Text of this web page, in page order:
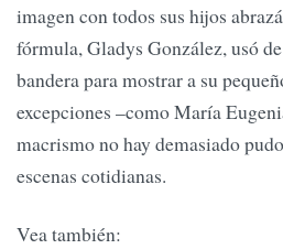
imagen con todos sus hijos
fórmula, Gladys González, usó
bandera para mostrar a su
excepciones –como María
macrismo no hay demasiado
escenas cotidianas.
Vea también: